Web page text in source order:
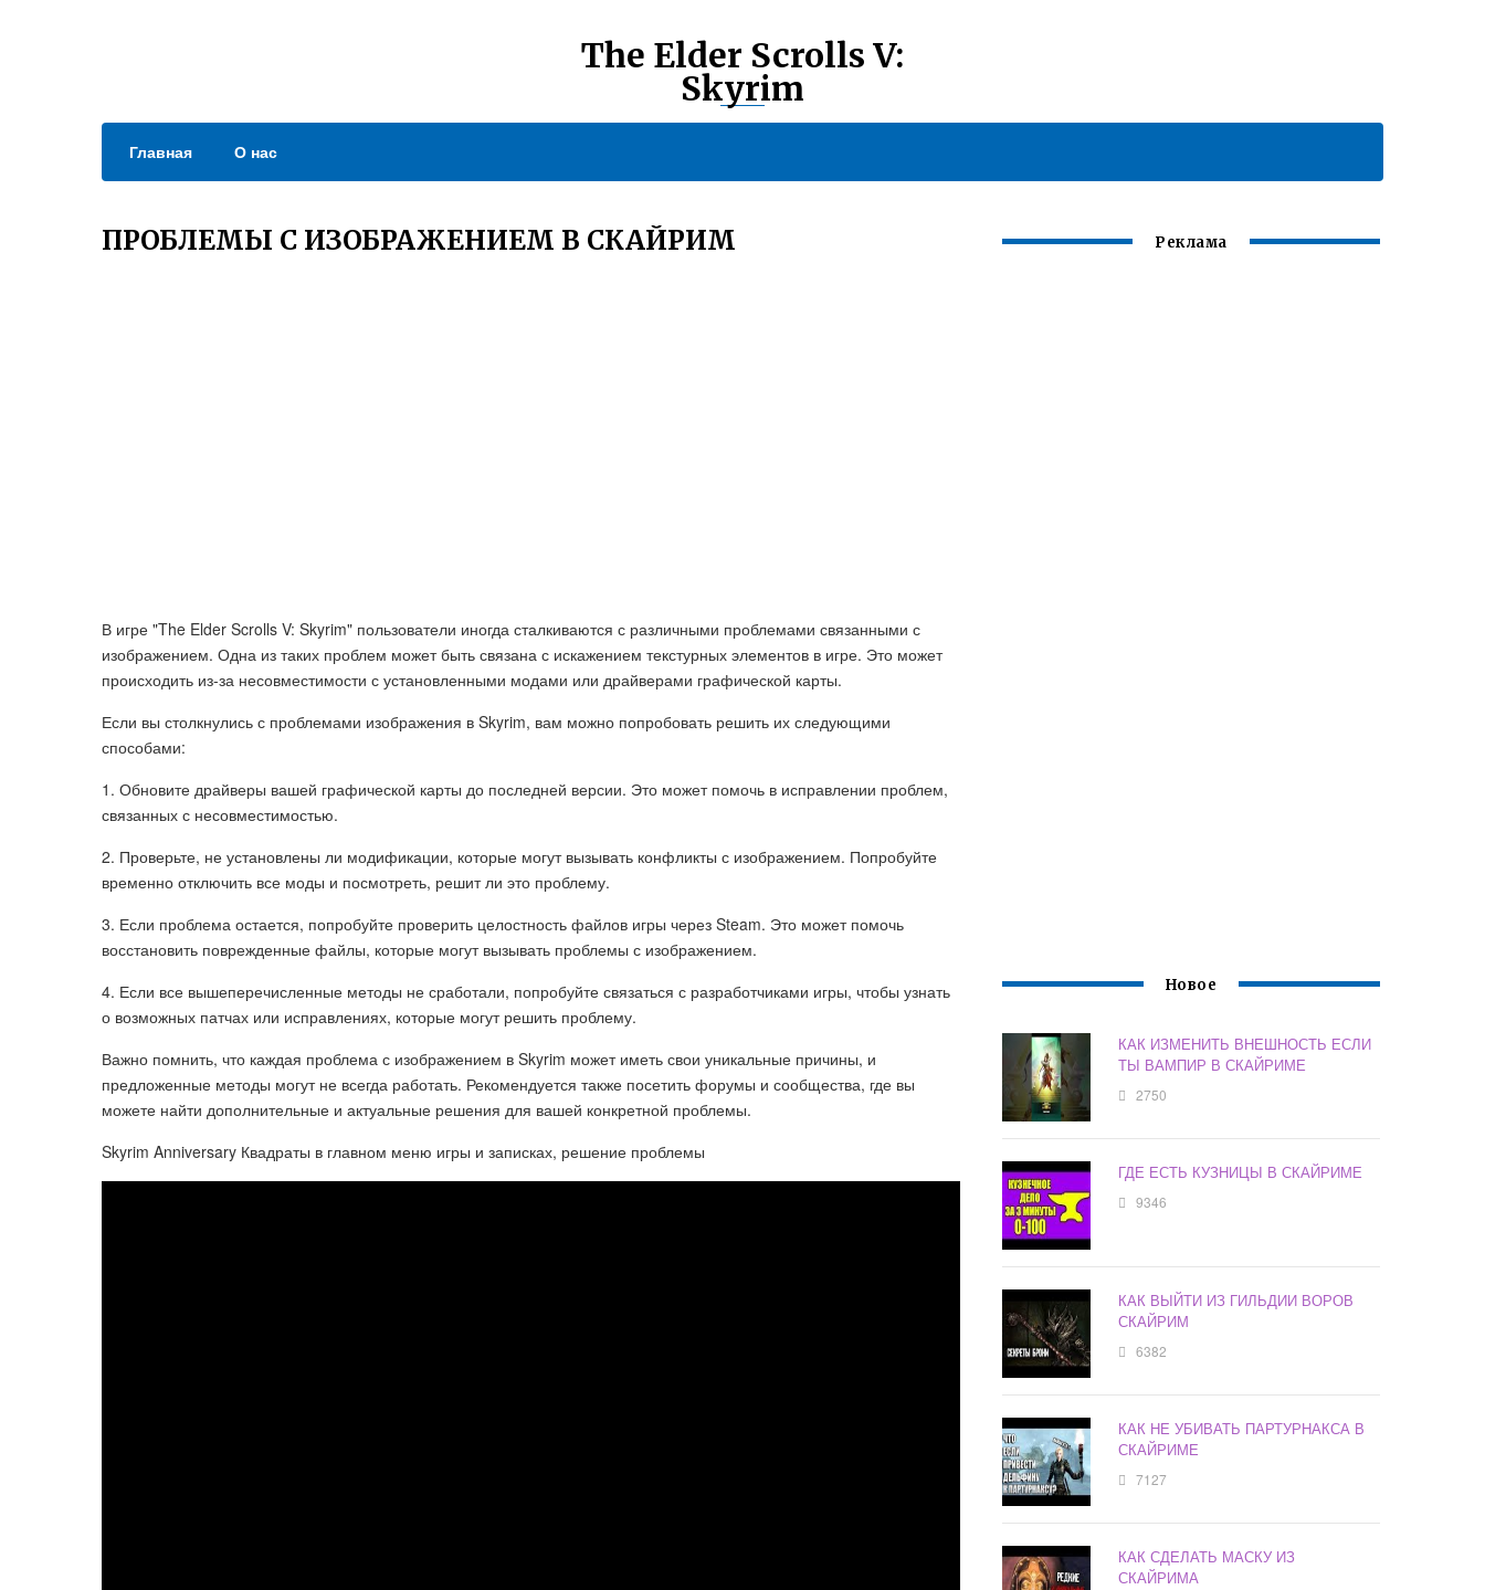
The Elder Scrolls V:
Skyrim
Главная О нас
ПРОБЛЕМЫ С ИЗОБРАЖЕНИЕМ В СКАЙРИМ
В игре "The Elder Scrolls V: Skyrim" пользователи иногда сталкиваются с различными проблемами связанными с
изображением. Одна из таких проблем может быть связана с искажением текстурных элементов в игре. Это может
происходить из-за несовместимости с установленными модами или драйверами графической карты.
Если вы столкнулись с проблемами изображения в Skyrim, вам можно попробовать решить их следующими
способами:
1. Обновите драйверы вашей графической карты до последней версии. Это может помочь в исправлении проблем,
связанных с несовместимостью.
2. Проверьте, не установлены ли модификации, которые могут вызывать конфликты с изображением. Попробуйте
временно отключить все моды и посмотреть, решит ли это проблему.
3. Если проблема остается, попробуйте проверить целостность файлов игры через Steam. Это может помочь
восстановить поврежденные файлы, которые могут вызывать проблемы с изображением.
4. Если все вышеперечисленные методы не сработали, попробуйте связаться с разработчиками игры, чтобы узнать
о возможных патчах или исправлениях, которые могут решить проблему.
Важно помнить, что каждая проблема с изображением в Skyrim может иметь свои уникальные причины, и
предложенные методы могут не всегда работать. Рекомендуется также посетить форумы и сообщества, где вы
можете найти дополнительные и актуальные решения для вашей конкретной проблемы.
Skyrim Anniversary Квадраты в главном меню игры и записках, решение проблемы
Реклама
Новое
КАК ИЗМЕНИТЬ ВНЕШНОСТЬ ЕСЛИ
ТЫ ВАМПИР В СКАЙРИМЕ
2750
ГДЕ ЕСТЬ КУЗНИЦЫ В СКАЙРИМЕ
9346
КАК ВЫЙТИ ИЗ ГИЛЬДИИ ВОРОВ
СКАЙРИМ
6382
КАК НЕ УБИВАТЬ ПАРТУРНАКСА В
СКАЙРИМЕ
7127
КАК СДЕЛАТЬ МАСКУ ИЗ
СКАЙРИМА